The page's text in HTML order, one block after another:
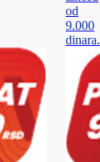
od
9.000
dinara.